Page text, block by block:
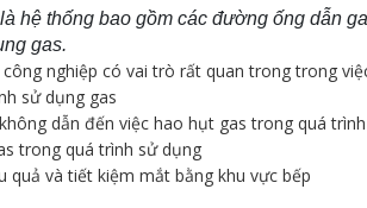
hệ thống bao gồm các đường ống dẫn
gas.
nghiệp có vai trò rất quan trong trong
sử dụng gas
dẫn đến việc hao hụt gas trong quá
trong quá trình sử dụng
quả và tiết kiệm mắt bằng khu vực bếp